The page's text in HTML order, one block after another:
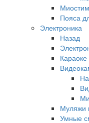
Пояса
Электроника
Назад
Муляжи
Умные